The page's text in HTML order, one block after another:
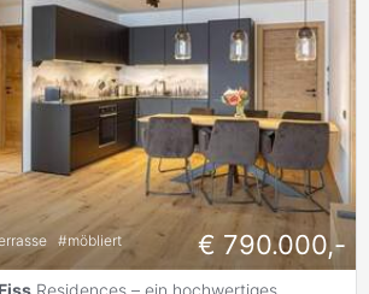
#möbliert € 790.000,-
Fiss Residences – ein hochwertiges